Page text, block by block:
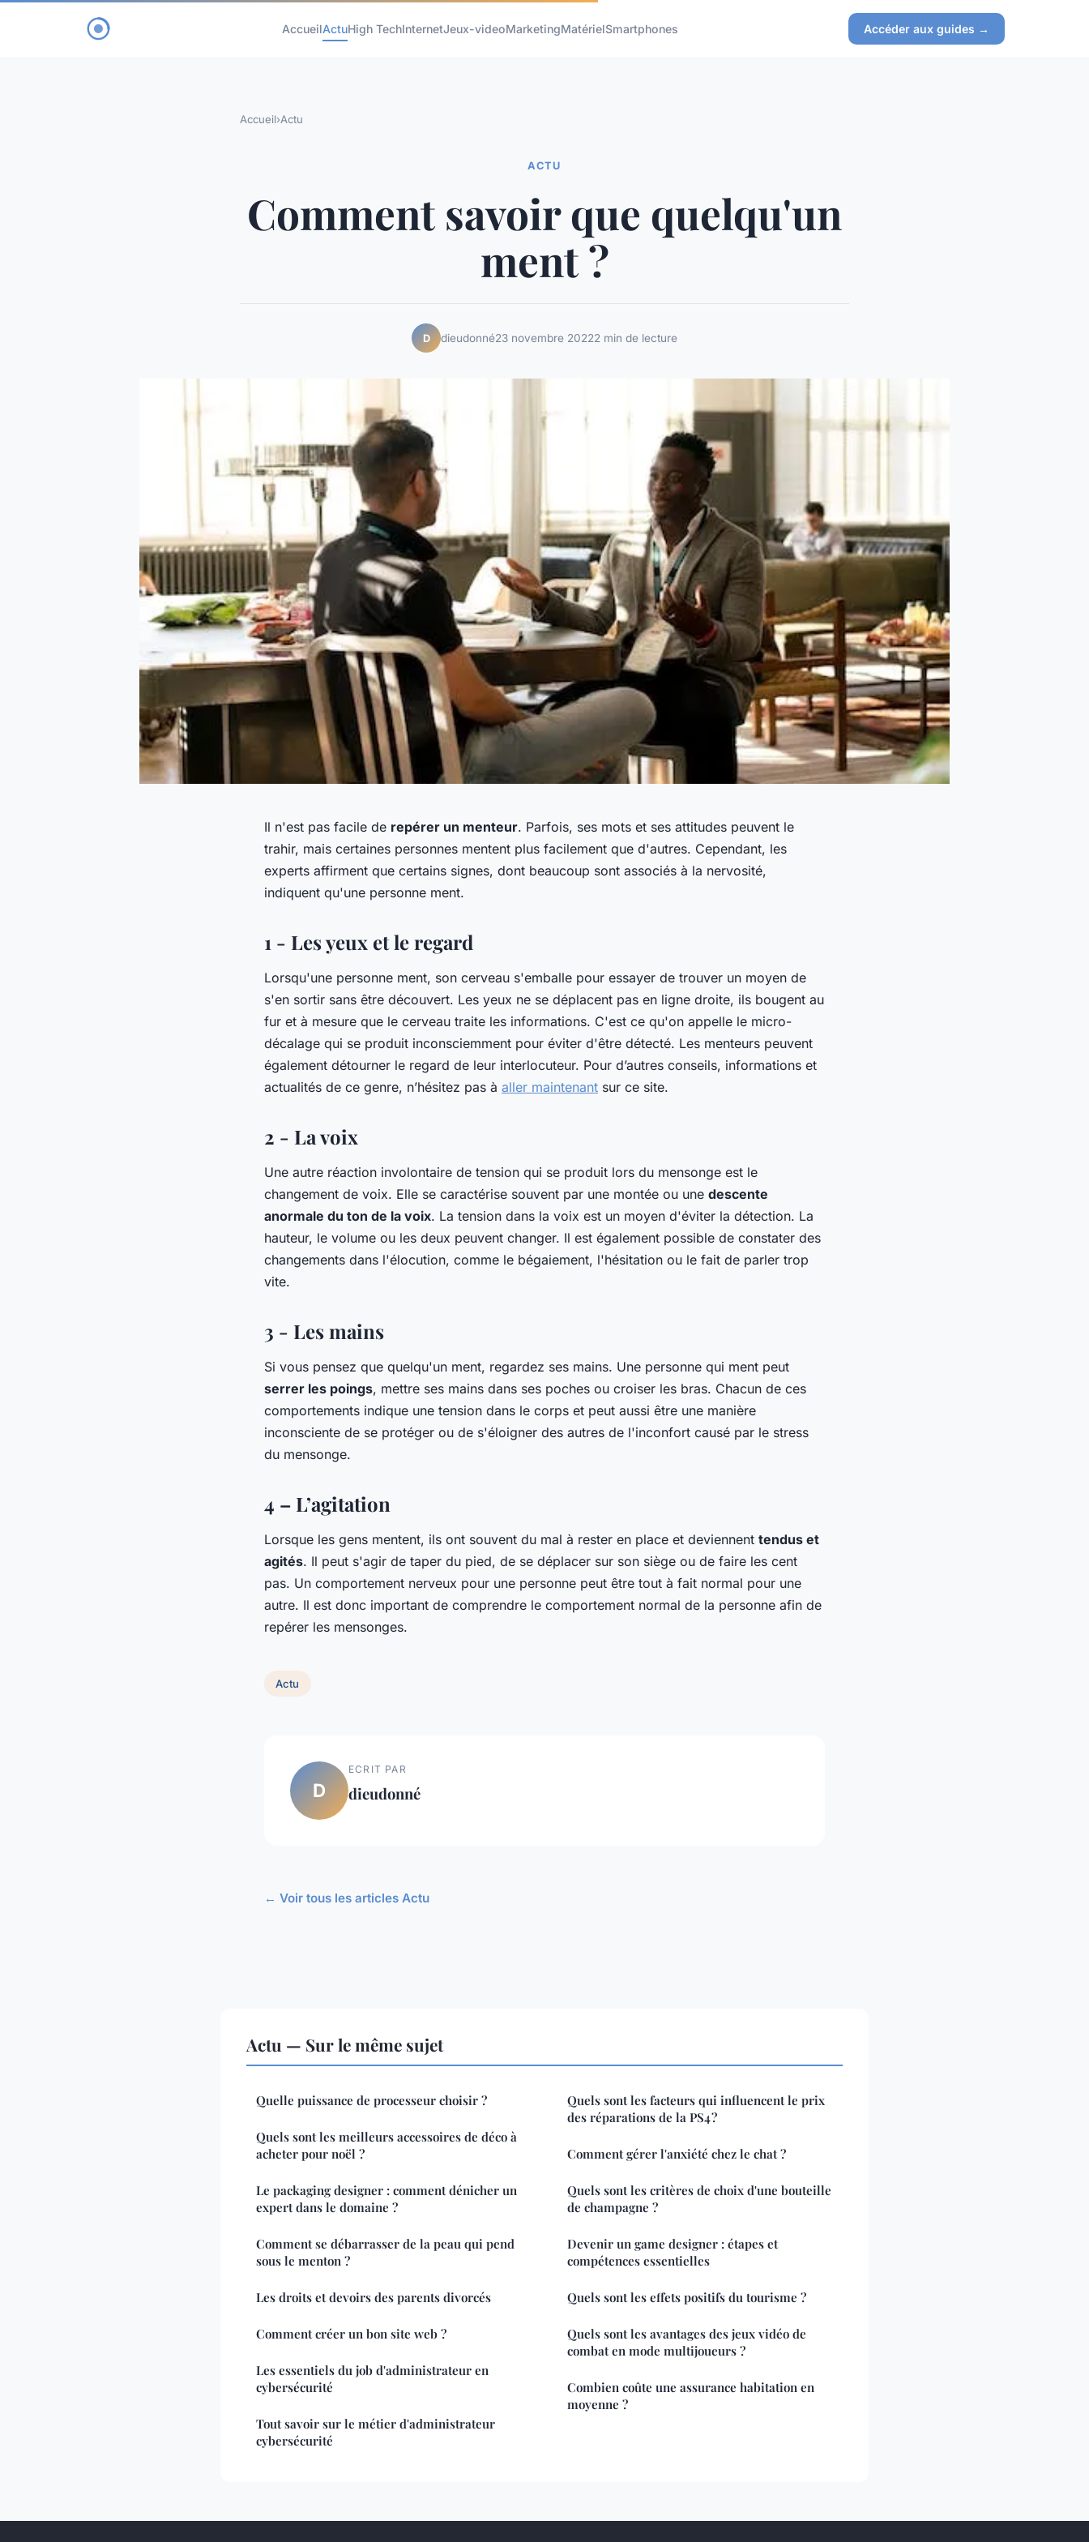
AccueilActuHigh TechInternetJeux-videoMarketingMatérielSmartphones Accéder aux guides →
Accueil›Actu
ACTU
Comment savoir que quelqu'un
ment ?
D dieudonné23 novembre 20222 min de lecture
Il n'est pas facile de repérer un menteur. Parfois, ses mots et ses attitudes peuvent le
trahir, mais certaines personnes mentent plus facilement que d'autres. Cependant, les
experts affirment que certains signes, dont beaucoup sont associés à la nervosité,
indiquent qu'une personne ment.
1 - Les yeux et le regard
Lorsqu'une personne ment, son cerveau s'emballe pour essayer de trouver un moyen de
s'en sortir sans être découvert. Les yeux ne se déplacent pas en ligne droite, ils bougent au
fur et à mesure que le cerveau traite les informations. C'est ce qu'on appelle le micro-
décalage qui se produit inconsciemment pour éviter d'être détecté. Les menteurs peuvent
également détourner le regard de leur interlocuteur. Pour d’autres conseils, informations et
actualités de ce genre, n’hésitez pas à aller maintenant sur ce site.
2 - La voix
Une autre réaction involontaire de tension qui se produit lors du mensonge est le
changement de voix. Elle se caractérise souvent par une montée ou une descente
anormale du ton de la voix. La tension dans la voix est un moyen d'éviter la détection. La
hauteur, le volume ou les deux peuvent changer. Il est également possible de constater des
changements dans l'élocution, comme le bégaiement, l'hésitation ou le fait de parler trop
vite.
3 - Les mains
Si vous pensez que quelqu'un ment, regardez ses mains. Une personne qui ment peut
serrer les poings, mettre ses mains dans ses poches ou croiser les bras. Chacun de ces
comportements indique une tension dans le corps et peut aussi être une manière
inconsciente de se protéger ou de s'éloigner des autres de l'inconfort causé par le stress
du mensonge.
4 – L’agitation
Lorsque les gens mentent, ils ont souvent du mal à rester en place et deviennent tendus et
agités. Il peut s'agir de taper du pied, de se déplacer sur son siège ou de faire les cent
pas. Un comportement nerveux pour une personne peut être tout à fait normal pour une
autre. Il est donc important de comprendre le comportement normal de la personne afin de
repérer les mensonges.
Actu
D
ECRIT PAR
dieudonné
← Voir tous les articles Actu
Actu — Sur le même sujet
Quelle puissance de processeur choisir ?
Quels sont les meilleurs accessoires de déco à
acheter pour noël ?
Le packaging designer : comment dénicher un
expert dans le domaine ?
Comment se débarrasser de la peau qui pend
sous le menton ?
Les droits et devoirs des parents divorcés
Comment créer un bon site web ?
Les essentiels du job d'administrateur en
cybersécurité
Tout savoir sur le métier d'administrateur
cybersécurité
Quels sont les facteurs qui influencent le prix
des réparations de la PS4 ?
Comment gérer l'anxiété chez le chat ?
Quels sont les critères de choix d'une bouteille
de champagne ?
Devenir un game designer : étapes et
compétences essentielles
Quels sont les effets positifs du tourisme ?
Quels sont les avantages des jeux vidéo de
combat en mode multijoueurs ?
Combien coûte une assurance habitation en
moyenne ?